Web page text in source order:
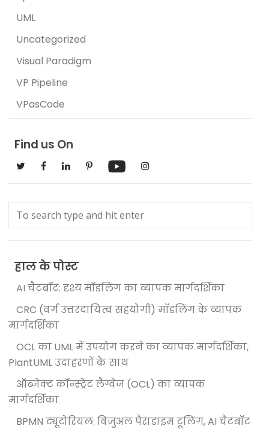
UML
Uncategorized
Visual Paradigm
VP Pipeline
VPasCode
Find us On
हाल के पोस्ट
AI चैटबॉट: दृश्य मॉडलिंग का व्यापक मार्गदर्शिका
CRC (वर्ग उत्तरदायित्व सहयोगी) मॉडलिंग के व्यापक
मार्गदर्शिका
OCL का UML में उपयोग करने का व्यापक मार्गदर्शिका,
PlantUML उदाहरणों के साथ
ऑब्जेक्ट कॉन्स्ट्रेंट लैंग्वेज (OCL) का व्यापक
मार्गदर्शिका
BPMN ट्यूटोरियल: विजुअल पैराडाइम टूलिंग, AI चैटबॉट